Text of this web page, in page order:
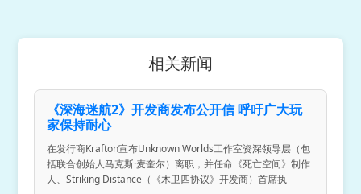
相关新闻
《深海迷航2》开发商发布公开信 呼吁广大玩
家保持耐心
在发行商Krafton宣布Unknown Worlds工作室资深领导层（包
括联合创始人马克斯·麦奎尔）离职，并任命《死亡空间》制作
人、Striking Distance（《木卫四协议》开发商）首席执